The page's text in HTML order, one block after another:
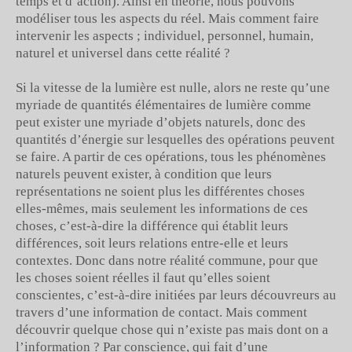
modéliser tous les aspects du réel. Mais comment faire
intervenir les aspects ; individuel, personnel, humain,
naturel et universel dans cette réalité ?
Si la vitesse de la lumière est nulle, alors ne reste qu’une
myriade de quantités élémentaires de lumière comme
peut exister une myriade d’objets naturels, donc des
quantités d’énergie sur lesquelles des opérations peuvent
se faire. A partir de ces opérations, tous les phénomènes
naturels peuvent exister, à condition que leurs
représentations ne soient plus les différentes choses
elles-mêmes, mais seulement les informations de ces
choses, c’est-à-dire la différence qui établit leurs
différences, soit leurs relations entre-elle et leurs
contextes. Donc dans notre réalité commune, pour que
les choses soient réelles il faut qu’elles soient
conscientes, c’est-à-dire initiées par leurs découvreurs au
travers d’une information de contact. Mais comment
découvrir quelque chose qui n’existe pas mais dont on a
l’information ? Par conscience, qui fait d’une